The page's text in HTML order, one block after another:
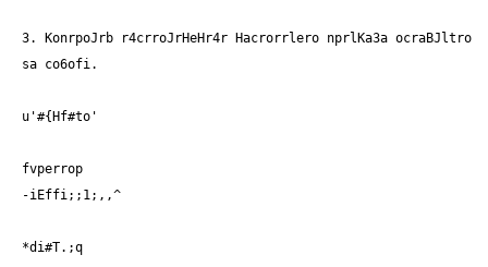
3. KonrpoJrb r4crroJrHeHr4r Hacrorrlero nprlKa3a ocraBJltro
sa co6ofi.
u'#{Hf#to'
fvperrop
-iEffi;;1;,,^
*di#T.;q